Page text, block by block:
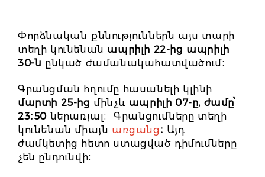
Փորձնական քննություններն այս տարի
տեղի կունենան ապրիլի 22-ից ապրիլի
30-ն ընկած ժամանակահատվածում։
Գրանցման հղումը հասանելի կլինի
մարտի 25-ից մինչև ապրիլի 07-ը, ժամը՝
23։50 ներառյալ։
Գրանցումները տեղի
կունենան միայն առցանց։ Այդ
ժամկետից հետո ստացված դիմումները
չեն ընդունվի։